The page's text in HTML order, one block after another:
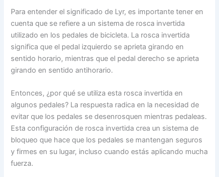
Para entender el significado de Lyr, es importante tener en
cuenta que se refiere a un sistema de rosca invertida
utilizado en los pedales de bicicleta. La rosca invertida
significa que el pedal izquierdo se aprieta girando en
sentido horario, mientras que el pedal derecho se aprieta
girando en sentido antihorario.
Entonces, ¿por qué se utiliza esta rosca invertida en
algunos pedales? La respuesta radica en la necesidad de
evitar que los pedales se desenrosquen mientras pedaleas.
Esta configuración de rosca invertida crea un sistema de
bloqueo que hace que los pedales se mantengan seguros
y firmes en su lugar, incluso cuando estás aplicando mucha
fuerza.